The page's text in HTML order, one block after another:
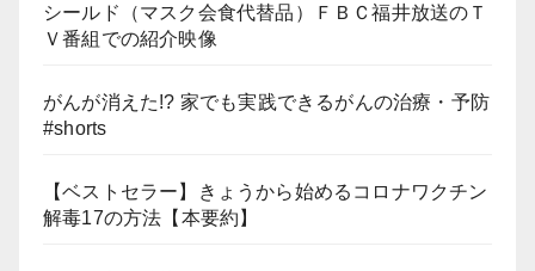
シールド（マスク会食代替品）ＦＢＣ福井放送のＴ
Ｖ番組での紹介映像
がんが消えた!? 家でも実践できるがんの治療・予防
#shorts
【ベストセラー】きょうから始めるコロナワクチン
解毒17の方法【本要約】